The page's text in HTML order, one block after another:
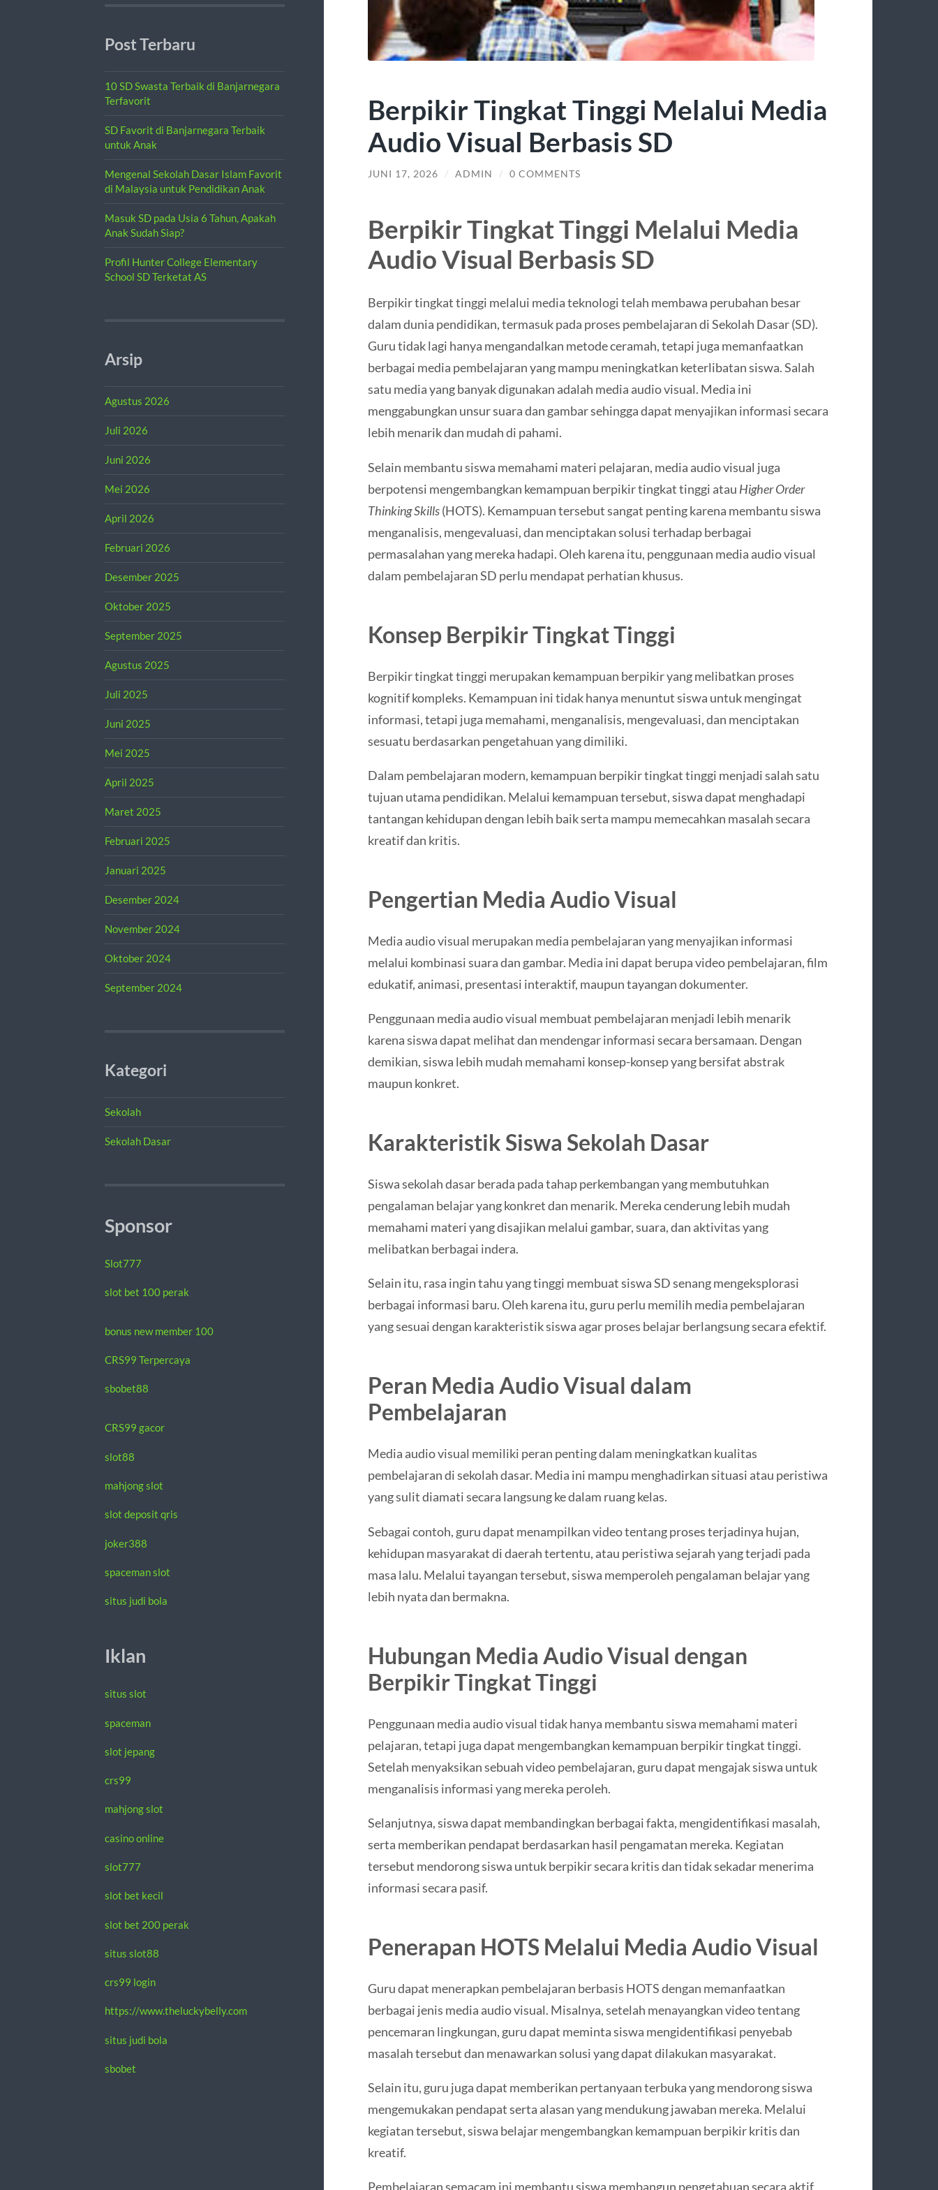
Post Terbaru
10 SD Swasta Terbaik di Banjarnegara
Terfavorit
SD Favorit di Banjarnegara Terbaik
untuk Anak
Mengenal Sekolah Dasar Islam Favorit
di Malaysia untuk Pendidikan Anak
Masuk SD pada Usia 6 Tahun, Apakah
Anak Sudah Siap?
Profil Hunter College Elementary
School SD Terketat AS
Arsip
Agustus 2026
Juli 2026
Juni 2026
Mei 2026
April 2026
Februari 2026
Desember 2025
Oktober 2025
September 2025
Agustus 2025
Juli 2025
Juni 2025
Mei 2025
April 2025
Maret 2025
Februari 2025
Januari 2025
Desember 2024
November 2024
Oktober 2024
September 2024
Kategori
Sekolah
Sekolah Dasar
Sponsor
Slot777
slot bet 100 perak
bonus new member 100
CRS99 Terpercaya
sbobet88
CRS99 gacor
slot88
mahjong slot
slot deposit qris
joker388
spaceman slot
situs judi bola
Iklan
situs slot
spaceman
slot jepang
crs99
mahjong slot
casino online
slot777
slot bet kecil
slot bet 200 perak
situs slot88
crs99 login
https://www.theluckybelly.com
situs judi bola
sbobet
Berpikir Tingkat Tinggi Melalui Media
Audio Visual Berbasis SD
JUNI 17, 2026 / ADMIN / 0 COMMENTS
Berpikir Tingkat Tinggi Melalui Media
Audio Visual Berbasis SD
Berpikir tingkat tinggi melalui media teknologi telah membawa perubahan besar
dalam dunia pendidikan, termasuk pada proses pembelajaran di Sekolah Dasar (SD).
Guru tidak lagi hanya mengandalkan metode ceramah, tetapi juga memanfaatkan
berbagai media pembelajaran yang mampu meningkatkan keterlibatan siswa. Salah
satu media yang banyak digunakan adalah media audio visual. Media ini
menggabungkan unsur suara dan gambar sehingga dapat menyajikan informasi secara
lebih menarik dan mudah di pahami.
Selain membantu siswa memahami materi pelajaran, media audio visual juga
berpotensi mengembangkan kemampuan berpikir tingkat tinggi atau Higher Order
Thinking Skills(HOTS). Kemampuan tersebut sangat penting karena membantu siswa
menganalisis, mengevaluasi, dan menciptakan solusi terhadap berbagai
permasalahan yang mereka hadapi. Oleh karena itu, penggunaan media audio visual
dalam pembelajaran SD perlu mendapat perhatian khusus.
Konsep Berpikir Tingkat Tinggi
Berpikir tingkat tinggi merupakan kemampuan berpikir yang melibatkan proses
kognitif kompleks. Kemampuan ini tidak hanya menuntut siswa untuk mengingat
informasi, tetapi juga memahami, menganalisis, mengevaluasi, dan menciptakan
sesuatu berdasarkan pengetahuan yang dimiliki.
Dalam pembelajaran modern, kemampuan berpikir tingkat tinggi menjadi salah satu
tujuan utama pendidikan. Melalui kemampuan tersebut, siswa dapat menghadapi
tantangan kehidupan dengan lebih baik serta mampu memecahkan masalah secara
kreatif dan kritis.
Pengertian Media Audio Visual
Media audio visual merupakan media pembelajaran yang menyajikan informasi
melalui kombinasi suara dan gambar. Media ini dapat berupa video pembelajaran, film
edukatif, animasi, presentasi interaktif, maupun tayangan dokumenter.
Penggunaan media audio visual membuat pembelajaran menjadi lebih menarik
karena siswa dapat melihat dan mendengar informasi secara bersamaan. Dengan
demikian, siswa lebih mudah memahami konsep-konsep yang bersifat abstrak
maupun konkret.
Karakteristik Siswa Sekolah Dasar
Siswa sekolah dasar berada pada tahap perkembangan yang membutuhkan
pengalaman belajar yang konkret dan menarik. Mereka cenderung lebih mudah
memahami materi yang disajikan melalui gambar, suara, dan aktivitas yang
melibatkan berbagai indera.
Selain itu, rasa ingin tahu yang tinggi membuat siswa SD senang mengeksplorasi
berbagai informasi baru. Oleh karena itu, guru perlu memilih media pembelajaran
yang sesuai dengan karakteristik siswa agar proses belajar berlangsung secara efektif.
Peran Media Audio Visual dalam
Pembelajaran
Media audio visual memiliki peran penting dalam meningkatkan kualitas
pembelajaran di sekolah dasar. Media ini mampu menghadirkan situasi atau peristiwa
yang sulit diamati secara langsung ke dalam ruang kelas.
Sebagai contoh, guru dapat menampilkan video tentang proses terjadinya hujan,
kehidupan masyarakat di daerah tertentu, atau peristiwa sejarah yang terjadi pada
masa lalu. Melalui tayangan tersebut, siswa memperoleh pengalaman belajar yang
lebih nyata dan bermakna.
Hubungan Media Audio Visual dengan
Berpikir Tingkat Tinggi
Penggunaan media audio visual tidak hanya membantu siswa memahami materi
pelajaran, tetapi juga dapat mengembangkan kemampuan berpikir tingkat tinggi.
Setelah menyaksikan sebuah video pembelajaran, guru dapat mengajak siswa untuk
menganalisis informasi yang mereka peroleh.
Selanjutnya, siswa dapat membandingkan berbagai fakta, mengidentifikasi masalah,
serta memberikan pendapat berdasarkan hasil pengamatan mereka. Kegiatan
tersebut mendorong siswa untuk berpikir secara kritis dan tidak sekadar menerima
informasi secara pasif.
Penerapan HOTS Melalui Media Audio Visual
Guru dapat menerapkan pembelajaran berbasis HOTS dengan memanfaatkan
berbagai jenis media audio visual. Misalnya, setelah menayangkan video tentang
pencemaran lingkungan, guru dapat meminta siswa mengidentifikasi penyebab
masalah tersebut dan menawarkan solusi yang dapat dilakukan masyarakat.
Selain itu, guru juga dapat memberikan pertanyaan terbuka yang mendorong siswa
mengemukakan pendapat serta alasan yang mendukung jawaban mereka. Melalui
kegiatan tersebut, siswa belajar mengembangkan kemampuan berpikir kritis dan
kreatif.
Pembelajaran semacam ini membantu siswa membangun pengetahuan secara aktif